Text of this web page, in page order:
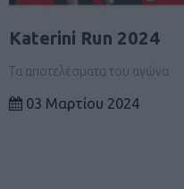
Katerini Run 2024
Τα αποτελέσματα του αγώνα
03 Μαρτίου 2024